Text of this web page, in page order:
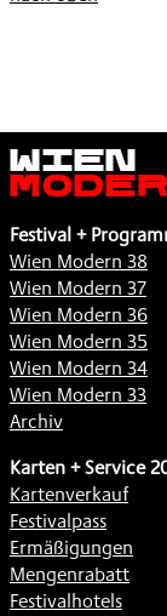
Wien
Festival +
Wien Modern 38
Wien Modern 37
Wien Modern 36
Wien Modern 35
Wien Modern 34
Wien Modern 33
Archiv
Karten + Service
Kartenverkauf
Festivalpass
Ermäßigungen
Mengenrabatt
Festivalhotels